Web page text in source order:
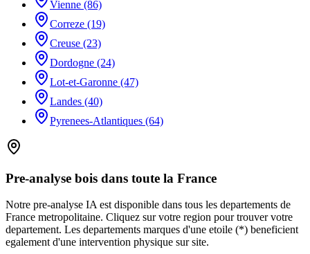
Vienne (86)
Correze (19)
Creuse (23)
Dordogne (24)
Lot-et-Garonne (47)
Landes (40)
Pyrenees-Atlantiques (64)
Pre-analyse bois dans toute la France
Notre pre-analyse IA est disponible dans tous les departements de
France metropolitaine. Cliquez sur votre region pour trouver votre
departement. Les departements marques d'une etoile (*) beneficient
egalement d'une intervention physique sur site.